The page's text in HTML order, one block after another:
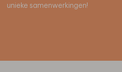
unieke samenwerkingen!